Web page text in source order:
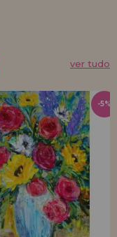
ver tudo
-5%